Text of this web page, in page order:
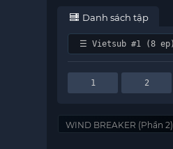
Danh sách tập
1 2
WIND BREAKER (Phần 2)